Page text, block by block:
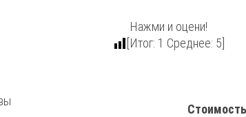
Нажми и оцени!
[Итог: 1 Среднее: 5